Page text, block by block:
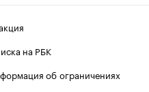
на РБК
об ограничениях